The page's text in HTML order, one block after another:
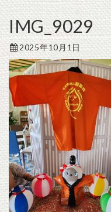
IMG_9029
2025年10月1日